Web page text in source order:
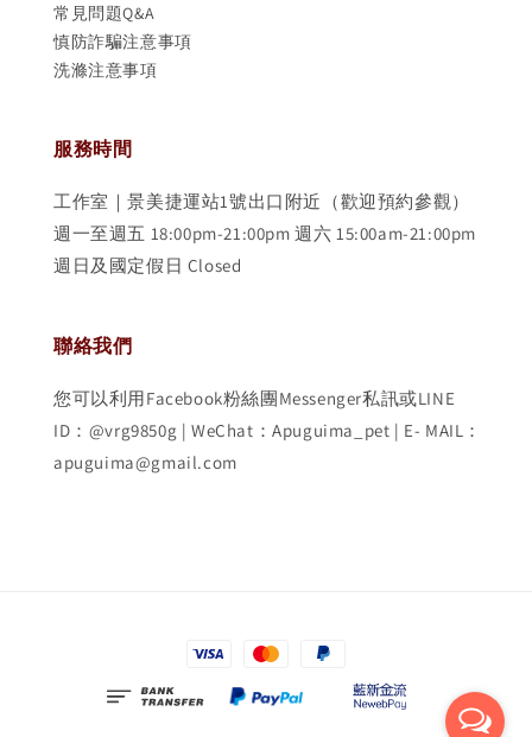
常見問題Q&A
慎防詐騙注意事項
洗滌注意事項
服務時間
工作室｜景美捷運站1號出口附近（歡迎預約參觀）
週一至週五 18:00pm-21:00pm 週六 15:00am-21:00pm
週日及國定假日 Closed
聯絡我們
您可以利用Facebook粉絲團Messenger私訊或LINE
ID：@vrg9850g | WeChat：Apuguima_pet | E- MAIL：
apuguima@gmail.com